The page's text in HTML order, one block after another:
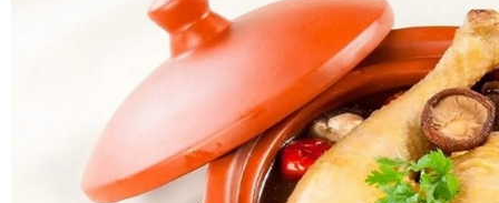
DẦU GỘI THẢO DƯỢC
Kiến Thức Về Ho
Kiến Thức Về Dạ Dày
Kiến Thức Về Đại Tràng